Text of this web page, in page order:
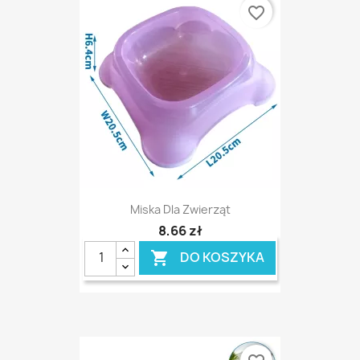
Miska Dla Zwierząt
8,66 zł
 DO KOSZYKA
favorite_border